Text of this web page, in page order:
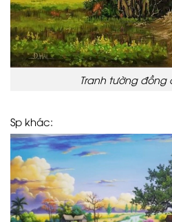
Tranh tường đồng
Sp khác: